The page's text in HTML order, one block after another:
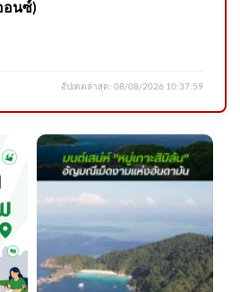
อัพเดทข่าว
ระวังโจs100 ร้านขายของพื้นที่
ในคล 2026-08-06 07:36:00
อนซ์)
อัปเดตล่าสุด: 08/08/2026 10:37:59